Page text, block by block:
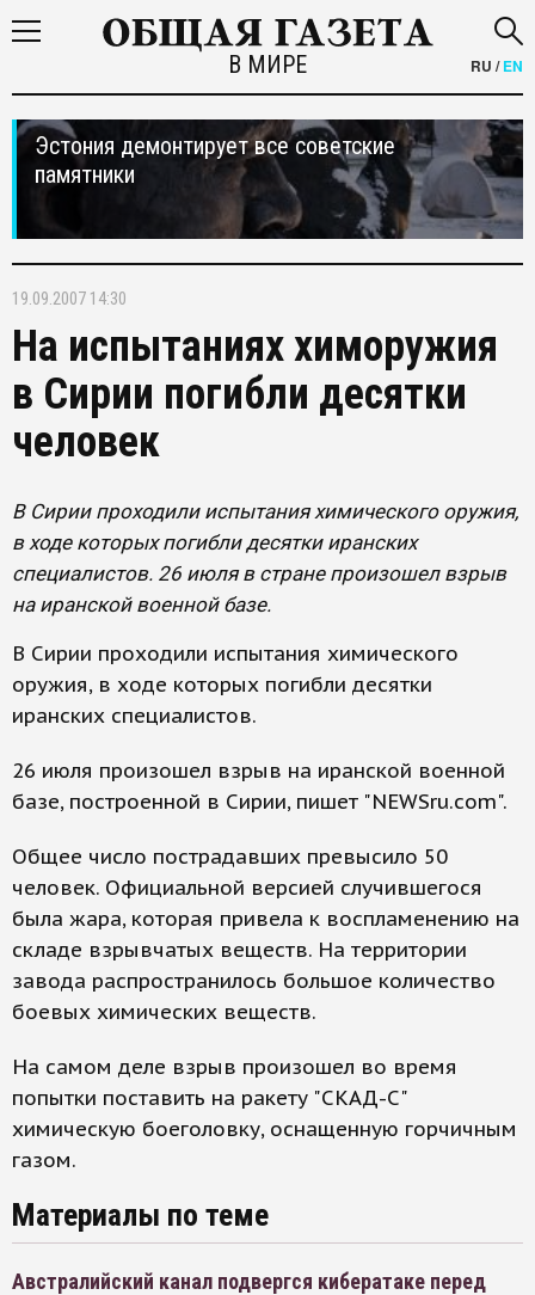
В МИРЕ RU /EN
Эстония демонтирует все советские
памятники
19.09.2007 14:30
На испытаниях химоружия
в Сирии погибли десятки
человек
В Сирии проходили испытания химического оружия,
в ходе которых погибли десятки иранских
специалистов. 26 июля в стране произошел взрыв
на иранской военной базе.
В Сирии проходили испытания химического
оружия, в ходе которых погибли десятки
иранских специалистов.
26 июля произошел взрыв на иранской военной
базе, построенной в Сирии, пишет "NEWSru.com".
Общее число пострадавших превысило 50
человек. Официальной версией случившегося
была жара, которая привела к воспламенению на
складе взрывчатых веществ. На территории
завода распространилось большое количество
боевых химических веществ.
На самом деле взрыв произошел во время
попытки поставить на ракету "СКАД-С"
химическую боеголовку, оснащенную горчичным
газом.
Материалы по теме
Австралийский канал подвергся кибератаке перед